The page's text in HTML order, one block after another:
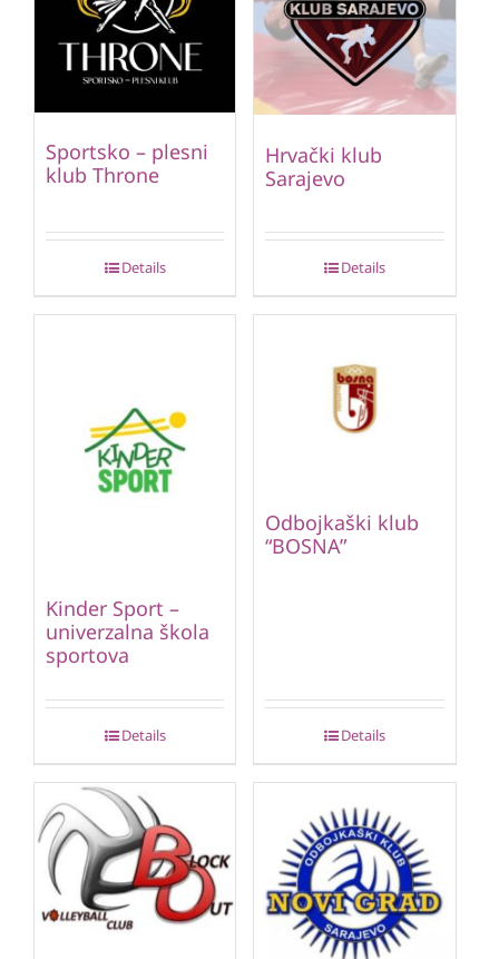
Sportsko – plesni
klub Throne
Details
Hrvački klub
Sarajevo
Details
Kinder Sport –
univerzalna škola
sportova
Details
Odbojkaški klub
“BOSNA”
Details